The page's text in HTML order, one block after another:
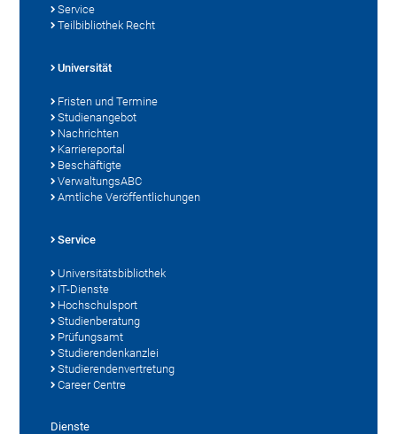
Service
Teilbibliothek Recht
Universität
Fristen und Termine
Studienangebot
Nachrichten
Karriereportal
Beschäftigte
VerwaltungsABC
Amtliche Veröffentlichungen
Service
Universitätsbibliothek
IT-Dienste
Hochschulsport
Studienberatung
Prüfungsamt
Studierendenkanzlei
Studierendenvertretung
Career Centre
Dienste